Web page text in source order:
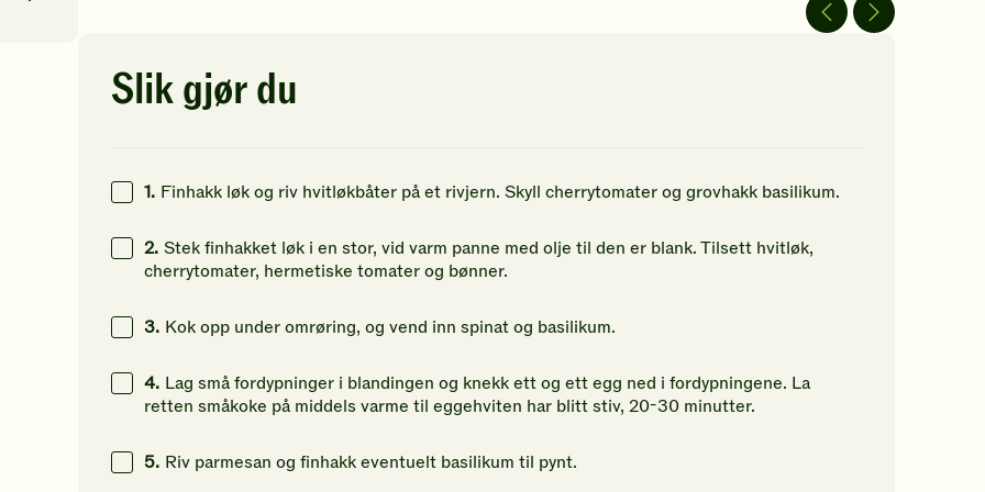
Klikk
vurdering.
for
vurdering.
vurdering.
vurdering.
5
Slik gjør du
1. Finhakk løk og riv hvitløkbåter på et rivjern. Skyll cherrytomater og grovhakk basilikum.
2. Stek finhakket løk i en stor, vid varm panne med olje til den er blank. Tilsett hvitløk,
cherrytomater, hermetiske tomater og bønner.
3. Kok opp under omrøring, og vend inn spinat og basilikum.
4. Lag små fordypninger i blandingen og knekk ett og ett egg ned i fordypningene. La
retten småkoke på middels varme til eggehviten har blitt stiv, 20-30 minutter.
5. Riv parmesan og finhakk eventuelt basilikum til pynt.